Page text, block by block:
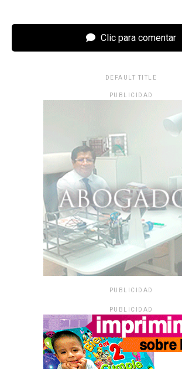
Clic para comentar
DEFAULT TITLE
PUBLICIDAD
PUBLICIDAD
PUBLICIDAD